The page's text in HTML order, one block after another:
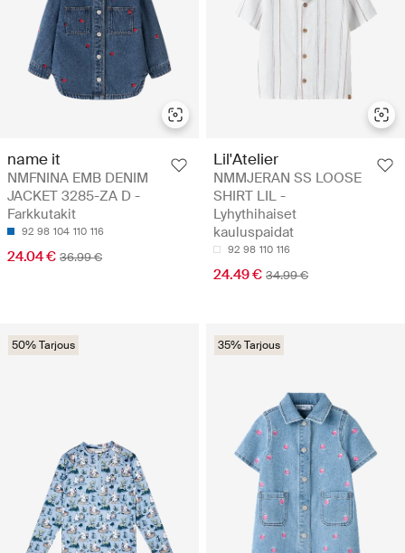
name it
NMFNINA EMB DENIM
JACKET 3285-ZA D -
Farkkutakit
92 98 104 110 116
24.04 € 36.99 €
Lil'Atelier
NMMJERAN SS LOOSE
SHIRT LIL -
Lyhythihaiset
kauluspaidat
92 98 110 116
24.49 € 34.99 €
50% Tarjous 35% Tarjous